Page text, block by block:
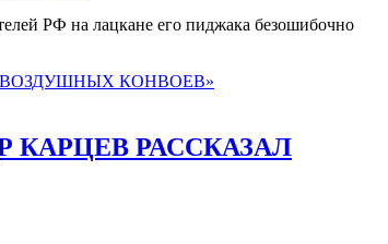
РФ на лацкане его пиджака безошибочно
ВОЗДУШНЫХ КОНВОЕВ»
РАССКАЗАЛ